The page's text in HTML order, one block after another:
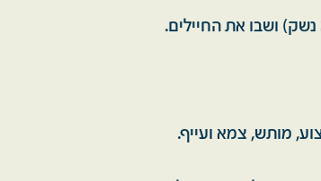
ושבו את החיילים.
מותש, צמא ועייף.